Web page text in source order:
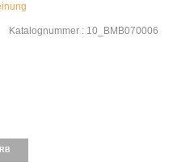
Katalognummer : 10_BMB070006